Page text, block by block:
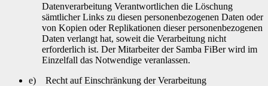
Datenverarbeitung Verantwortlichen die Löschung
sämtlicher Links zu diesen personenbezogenen Daten oder
von Kopien oder Replikationen dieser personenbezogenen
Daten verlangt hat, soweit die Verarbeitung nicht
erforderlich ist. Der Mitarbeiter der Samba FiBer wird im
Einzelfall das Notwendige veranlassen.
e) Recht auf Einschränkung der Verarbeitung